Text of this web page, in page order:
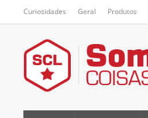
Curiosidades Geral Produtos